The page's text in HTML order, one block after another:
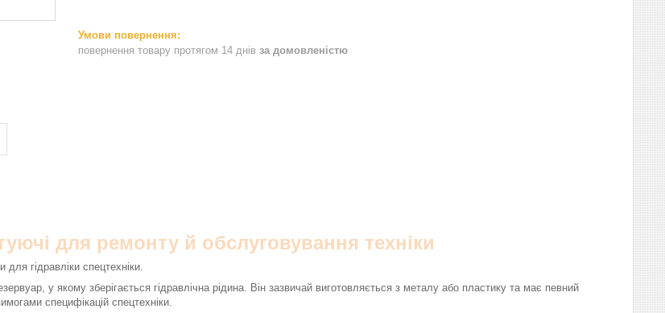
повернення товару протягом 14 днів за домовленістю
для ремонту й обслуговування техніки
гідравліки спецтехніки.
у якому зберігається гідравлічна рідина. Він зазвичай виготовляється з металу або пластику та має певний
специфікацій спецтехніки.